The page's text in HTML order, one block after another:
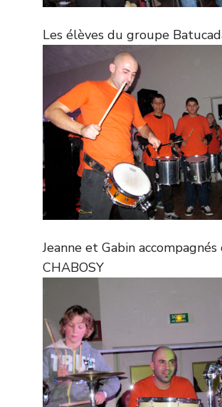
Les élèves du groupe
Jeanne et Gabin accompagnés
CHABOSY